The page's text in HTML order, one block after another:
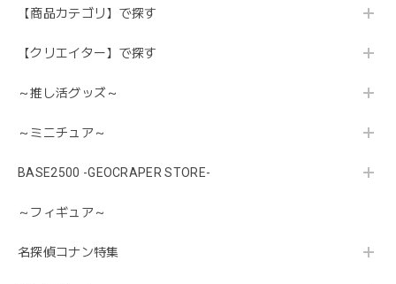
【商品カテゴリ】で探す
【クリエイター】で探す
～推し活グッズ～
～ミニチュア～
BASE2500 -GEOCRAPER STORE-
～フィギュア～
名探偵コナン特集